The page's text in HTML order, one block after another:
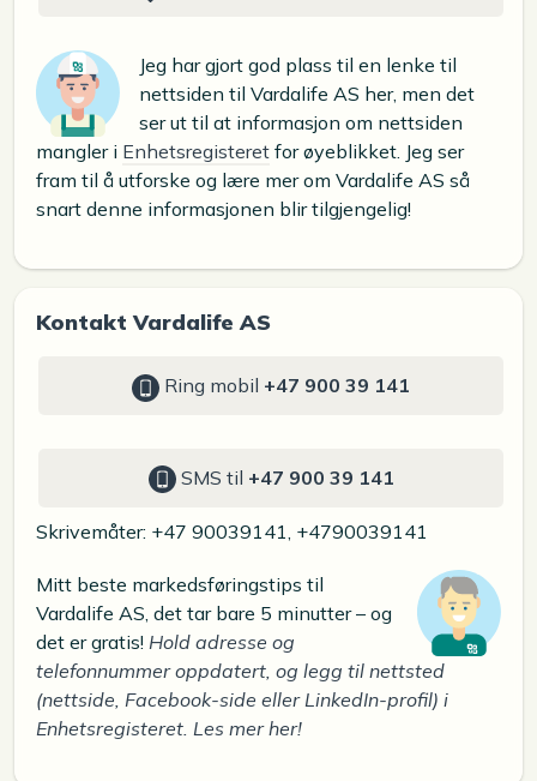
Jeg har gjort god plass til en lenke til
nettsiden til Vardalife AS her, men det
ser ut til at informasjon om nettsiden
mangler i Enhetsregisteret for øyeblikket. Jeg ser
fram til å utforske og lære mer om Vardalife AS så
snart denne informasjonen blir tilgjengelig!
Kontakt Vardalife AS
Ring mobil +47 900 39 141
SMS til +47 900 39 141
Skrivemåter: +47 90039141, +4790039141
Mitt beste markedsføringstips til
Vardalife AS, det tar bare 5 minutter – og
det er gratis! Hold adresse og
telefonnummer oppdatert, og legg til nettsted
(nettside, Facebook-side eller LinkedIn-profil) i
Enhetsregisteret. Les mer her!